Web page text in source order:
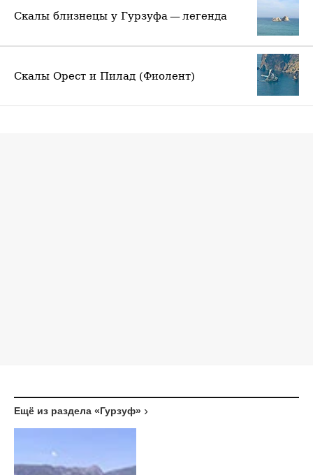
Скалы близнецы у Гурзуфа — легенда
Скалы Орест и Пилад (Фиолент)
Ещё из раздела «Гурзуф»